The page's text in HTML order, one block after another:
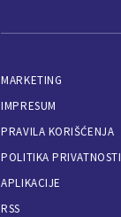
MARKETING
IMPRESUM
PRAVILA KORIŠĆENJA
POLITIKA PRIVATNOSTI
APLIKACIJE
RSS